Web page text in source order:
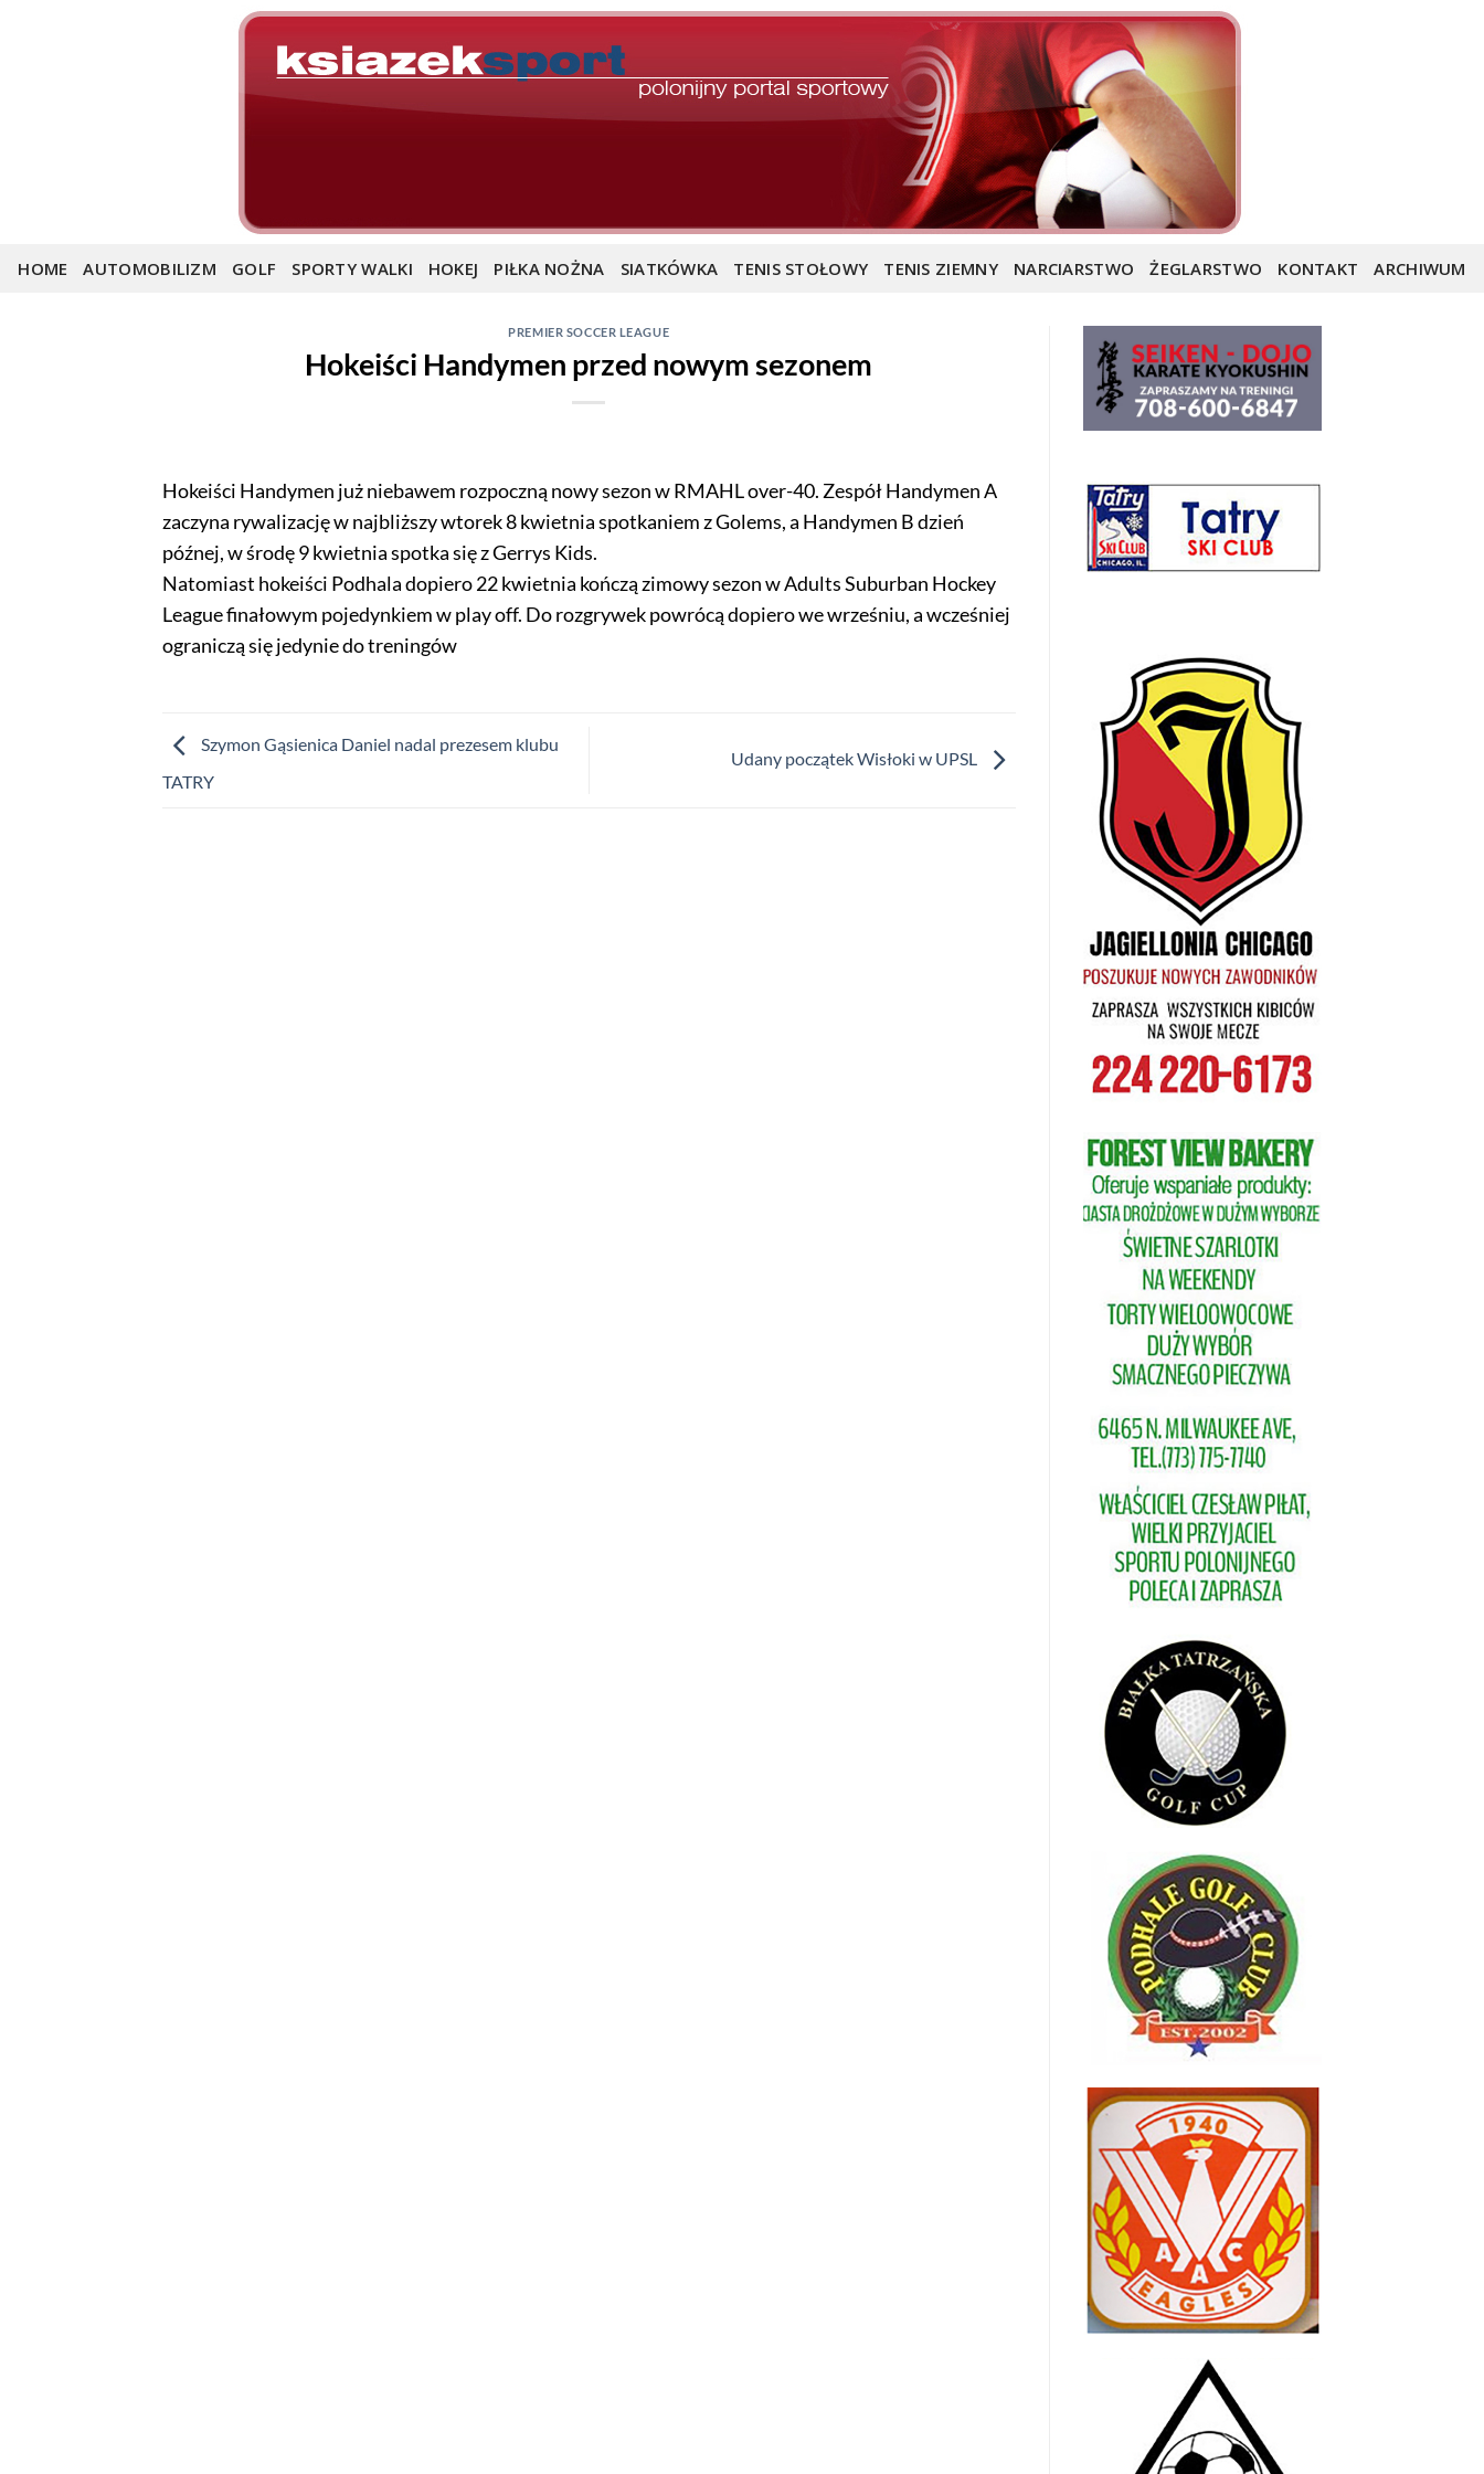
HOME AUTOMOBILIZM GOLF SPORTY WALKI HOKEJ PIŁKA NOŻNA SIATKÓWKA TENIS STOŁOWY TENIS ZIEMNY NARCIARSTWO ŻEGLARSTWO KONTAKT ARCHIWUM
PREMIER SOCCER LEAGUE
Hokeiści Handymen przed nowym sezonem
Hokeiści Handymen już niebawem rozpoczną nowy sezon w RMAHL over-40. Zespół Handymen A
zaczyna rywalizację w najbliższy wtorek 8 kwietnia spotkaniem z Golems, a Handymen B dzień
późnej, w środę 9 kwietnia spotka się z Gerrys Kids.
Natomiast hokeiści Podhala dopiero 22 kwietnia kończą zimowy sezon w Adults Suburban Hockey
League finałowym pojedynkiem w play off. Do rozgrywek powrócą dopiero we wrześniu, a wcześniej
ograniczą się jedynie do treningów
Szymon Gąsienica Daniel nadal prezesem klubu
TATRY
Udany początek Wisłoki w UPSL